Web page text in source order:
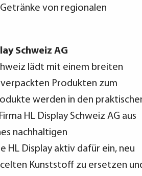
von regionalen
Schweiz AG
lädt mit einem breiten
Produkten zum
werden in den
HL Display Schweiz AG aus
nachhaltigen
HL Display aktiv dafür ein, neu
Kunststoff zu ersetzen